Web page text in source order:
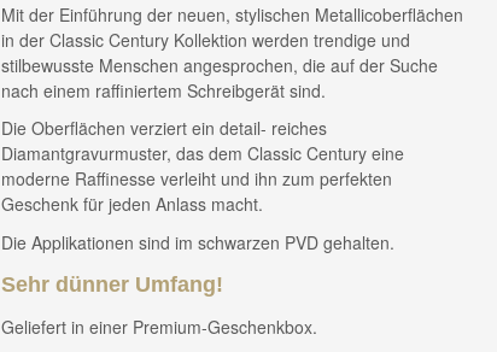
Mit der Einführung der neuen, stylischen Metallicoberflächen
in der Classic Century Kollektion werden trendige und
stilbewusste Menschen angesprochen, die auf der Suche
nach einem raffiniertem Schreibgerät sind.
Die Oberflächen verziert ein detail- reiches
Diamantgravurmuster, das dem Classic Century eine
moderne Raffinesse verleiht und ihn zum perfekten
Geschenk für jeden Anlass macht.
Die Applikationen sind im schwarzen PVD gehalten.
Sehr dünner Umfang!
Geliefert in einer Premium-Geschenkbox.